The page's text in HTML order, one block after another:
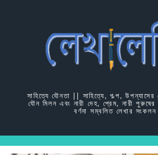
সাহিত্যে যৌনতা || সাহিত্যে, গল্প,
যৌন মিলন এবং নারী দেহ, প্রেম, নারী পুরুষের
বর্ণনা সম্বলিত লেখার সংকলন